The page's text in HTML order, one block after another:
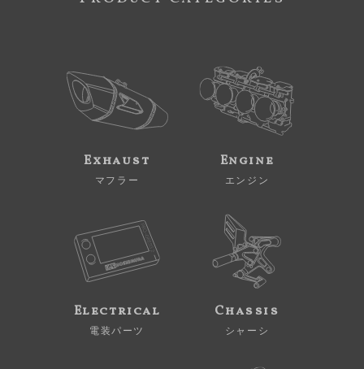
Exhaust
マフラー
Engine
エンジン
Electrical
電装パーツ
Chassis
シャーシ